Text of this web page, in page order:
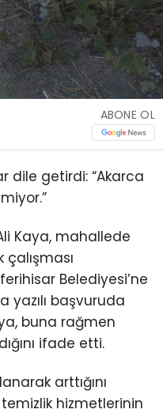
ABONE OL
dile getirdi: “Akarca
Kaya, mahallede
Belediyesi’ne
yazılı başvuruda
buna rağmen
ifade etti.
arttığını
hizmetlerinin